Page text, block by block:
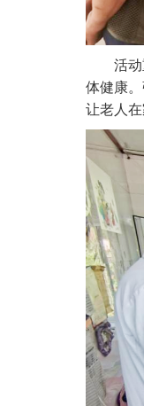
活
体健康
让老人